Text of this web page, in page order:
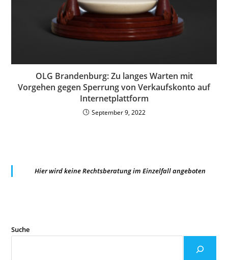
OLG Brandenburg: Zu langes Warten mit
Vorgehen gegen Sperrung von Verkaufskonto auf
Internetplattform
September 9, 2022
Hier wird keine Rechtsberatung im Einzelfall angeboten
Suche